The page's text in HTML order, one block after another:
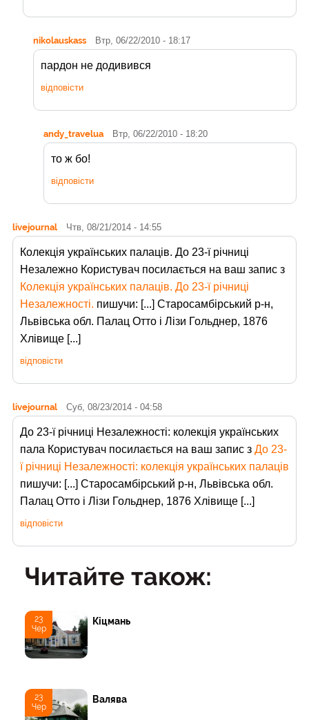
nikolauskass Втр, 06/22/2010 - 18:17
пардон не додивився
відповісти
andy_travelua Втр, 06/22/2010 - 18:20
то ж бо!
відповісти
livejournal Чтв, 08/21/2014 - 14:55
Колекція українських палаців. До 23-ї річниці
Незалежно Користувач посилається на ваш запис з
Колекція українських палаців. До 23-ї річниці
Незалежності. пишучи: [...] Старосамбірський р-н,
Львівська обл. Палац Отто і Лізи Гольднер, 1876
Хлівище [...]
відповісти
livejournal Суб, 08/23/2014 - 04:58
До 23-ї річниці Незалежності: колекція українських
пала Користувач посилається на ваш запис з До 23-
ї річниці Незалежності: колекція українських палаців
пишучи: [...] Старосамбірський р-н, Львівська обл.
Палац Отто і Лізи Гольднер, 1876 Хлівище [...]
відповісти
Читайте також:
23
Чер
Кіцмань
23
Чер
Валява